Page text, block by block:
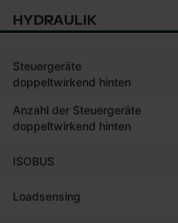
HYDRAULIK
Steuergeräte
doppeltwirkend hinten
Anzahl der Steuergeräte
doppeltwirkend hinten
ISOBUS
Loadsensing